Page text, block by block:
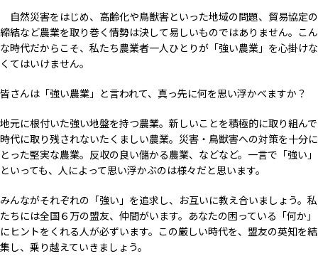
自然災害をはじめ、高齢化や鳥獣害といった地域の問題、貿易協定の
締結など農業を取り巻く情勢は決して易しいものではありません。こん
な時代だからこそ、私たち農業者一人ひとりが「強い農業」を心掛けな
くてはいけません。
皆さんは「強い農業」と言われて、真っ先に何を思い浮かべますか？
地元に根付いた強い地盤を持つ農業。新しいことを積極的に取り組んで
時代に取り残されないたくましい農業。災害・鳥獣害への対策を十分に
とった堅実な農業。反収の良い儲かる農業、などなど。一言で「強い」
といっても、人によって思い浮かぶのは様々だと思います。
みんながそれぞれの「強い」を追求し、お互いに教え合いましょう。私
たちには全国６万の盟友、仲間がいます。あなたの困っている「何か」
にヒントをくれる人が必ずいます。この厳しい時代を、盟友の英知を結
集し、乗り越えていきましょう。